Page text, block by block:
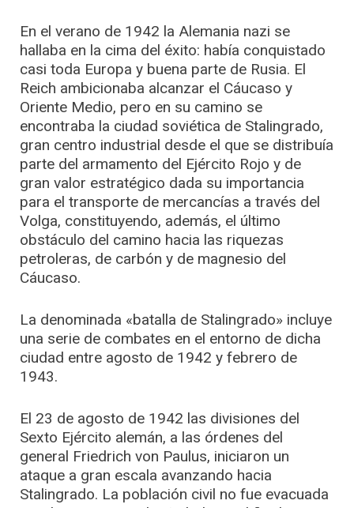
En el verano de 1942 la Alemania nazi se
hallaba en la cima del éxito: había conquistado
casi toda Europa y buena parte de Rusia. El
Reich ambicionaba alcanzar el Cáucaso y
Oriente Medio, pero en su camino se
encontraba la ciudad soviética de Stalingrado,
gran centro industrial desde el que se distribuía
parte del armamento del Ejército Rojo y de
gran valor estratégico dada su importancia
para el transporte de mercancías a través del
Volga, constituyendo, además, el último
obstáculo del camino hacia las riquezas
petroleras, de carbón y de magnesio del
Cáucaso.
La denominada «batalla de Stalingrado» incluye
una serie de combates en el entorno de dicha
ciudad entre agosto de 1942 y febrero de
1943.
El 23 de agosto de 1942 las divisiones del
Sexto Ejército alemán, a las órdenes del
general Friedrich von Paulus, iniciaron un
ataque a gran escala avanzando hacia
Stalingrado. La población civil no fue evacuada